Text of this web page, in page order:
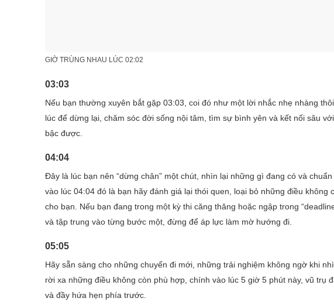
GIỜ TRÙNG NHAU LÚC 02:02
03:03
Nếu bạn thường xuyên bắt gặp 03:03, coi đó như một lời nhắc nhẹ nhàng
lúc để dừng lại, chăm sóc đời sống nội tâm, tìm sự bình yên và kết nối sâu
bậc được.
04:04
Đây là lúc bạn nên “dừng chân” một chút, nhìn lại những gì đang có và
vào lúc 04:04 đó là bạn hãy đánh giá lại thói quen, loại bỏ những điều
cho bạn. Nếu bạn đang trong một kỳ thi căng thăng hoặc ngập trong
và tập trung vào từng bước một, đừng để áp lực làm mờ hướng đi.
05:05
Hãy sẵn sàng cho những chuyến đi mới, những trải nghiệm không ngờ khi
rời xa những điều không còn phù hợp, chính vào lúc 5 giờ 5 phút này, vũ
và đầy hứa hẹn phía trước.